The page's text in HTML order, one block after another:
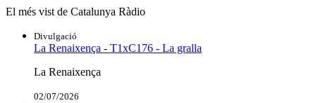
El més vist de Catalunya Ràdio
Divulgació
La Renaixença - T1xC176 - La gralla
La Renaixença
02/07/2026